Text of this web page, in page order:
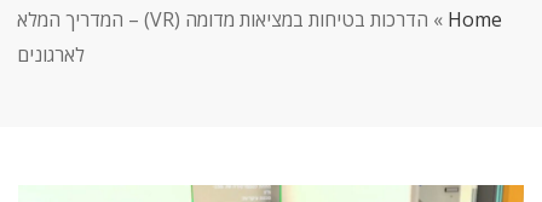
Home
»
הדרכות בטיחות במציאות מדומה (VR) – המדריך המלא
לארגונים